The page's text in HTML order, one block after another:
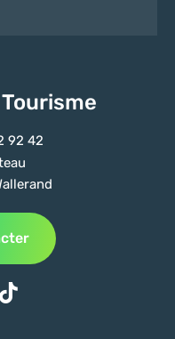
92 42
sur Facebook
sur Instagram
nous sur Youtube
nous sur Tiktok